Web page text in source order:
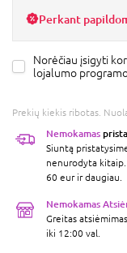
Perkant
Norėčiau įsigyti
lojalumo
Prekių kiekis ribotas.
Nemokamas
Siuntą
nenurodyta
60 eur ir daugiau.
Nemokamas
Greitas
iki 12:00 val.